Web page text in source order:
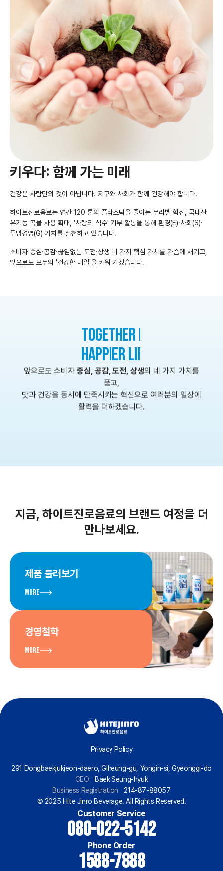
키우다: 함께 가는 미래
건강은 사람만의 것이 아닙니다. 지구와 사회가 함께 건강해야 합니다.
하이트진로음료는 연간 120 톤의 플라스틱을 줄이는 무라벨 혁신, 국내산
유기농 곡물 사용 확대, '사랑의 석수' 기부 활동을 통해 환경(E)·사회(S)·
투명경영(G) 가치를 실천하고 있습니다.
소비자 중심·공감·끊임없는 도전·상생 네 가지 핵심 가치를 가슴에 새기고,
앞으로도 모두와 '건강한 내일'을 키워 가겠습니다.
TOGETHER FOR A HEALTHIER,
HAPPIER LIFE
앞으로도 소비자 중심, 공감, 도전, 상생의 네 가지 가치를
품고,
맛과 건강을 동시에 만족시키는 혁신으로 여러분의 일상에
활력을 더하겠습니다.
지금, 하이트진로음료의 브랜드 여정을 더
만나보세요.
제품 둘러보기
More
경영철학
More
Privacy Policy
291 Dongbaekjukjeon-daero, Giheung-gu, Yongin-si, Gyeonggi-do
CEO
Baek Seung-hyuk
Business Registration
214-87-88057
© 2025 Hite Jinro Beverage. All Rights Reserved.
Customer Service
080-022-5142
Phone Order
1588-7888